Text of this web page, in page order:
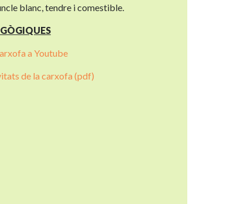
blanc, tendre i comestible.
a Youtube
de la carxofa (pdf)